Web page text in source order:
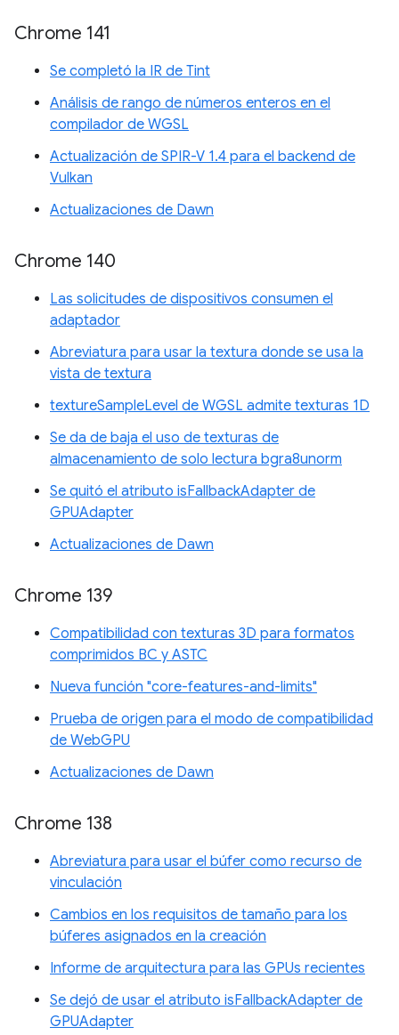
Chrome 141
Se completó la IR de Tint
Análisis de rango de números enteros en el
compilador de WGSL
Actualización de SPIR-V 1.4 para el backend de
Vulkan
Actualizaciones de Dawn
Chrome 140
Las solicitudes de dispositivos consumen el
adaptador
Abreviatura para usar la textura donde se usa la
vista de textura
textureSampleLevel de WGSL admite texturas 1D
Se da de baja el uso de texturas de
almacenamiento de solo lectura bgra8unorm
Se quitó el atributo isFallbackAdapter de
GPUAdapter
Actualizaciones de Dawn
Chrome 139
Compatibilidad con texturas 3D para formatos
comprimidos BC y ASTC
Nueva función "core-features-and-limits"
Prueba de origen para el modo de compatibilidad
de WebGPU
Actualizaciones de Dawn
Chrome 138
Abreviatura para usar el búfer como recurso de
vinculación
Cambios en los requisitos de tamaño para los
búferes asignados en la creación
Informe de arquitectura para las GPUs recientes
Se dejó de usar el atributo isFallbackAdapter de
GPUAdapter